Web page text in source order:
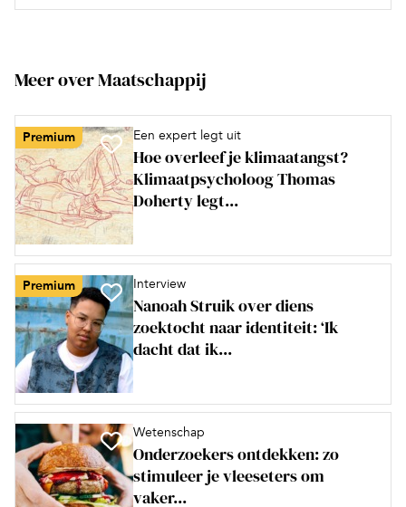
Meer over Maatschappij
Premium Een expert legt uit
Hoe overleef je klimaatangst?
Klimaatpsycholoog Thomas
Doherty legt...
Premium Interview
Nanoah Struik over diens
zoektocht naar identiteit: ‘Ik
dacht dat ik...
Wetenschap
Onderzoekers ontdekken: zo
stimuleer je vleeseters om
vaker...